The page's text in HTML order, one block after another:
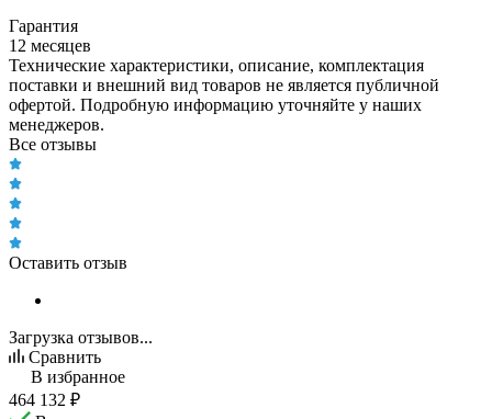
Гарантия
12 месяцев
Технические характеристики, описание, комплектация
поставки и внешний вид товаров не является публичной
офертой. Подробную информацию уточняйте у наших
менеджеров.
Все отзывы
Оставить отзыв
Загрузка отзывов...
Сравнить
В избранное
464 132 ₽